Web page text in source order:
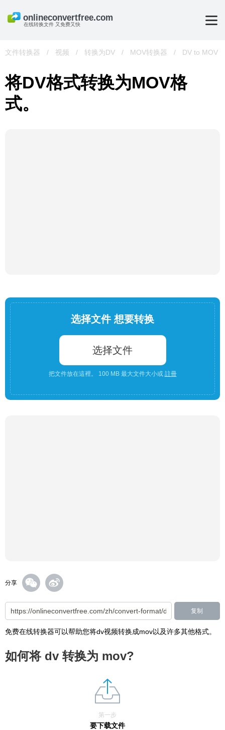
在线转换文件 又免费又快
文件转换器 / 视频 / 转换为DV / MOV转换器 / DV to MOV
将DV格式转换为MOV格
式。
选择文件 想要转换
选择文件
把文件放在這裡。 100 MB 最大文件大小或 註冊
分享
复制
免费在线转换器可以帮助您将dv视频转换成mov以及许多其他格式。
如何将 dv 转换为 mov?
第一步
要下载文件